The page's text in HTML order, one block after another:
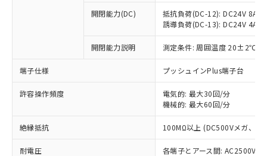
開閉能力(DC)
抵抗負荷(DC-12): DC24V 8A/
誘導負荷(DC-13): DC24V 4A/
開閉能力説明 測定条件: 周囲温度 20±2℃、
端子仕様 プッシュインPlus端子台
許容操作頻度
電気的: 最大30回/分
機械的: 最大60回/分
絶縁抵抗 100MΩ以上 (DC500Vメガ、点
耐電圧
各端子とアース間: AC2500V
商品の当社在庫状況および標準価格
(税抜)を提供させていただくもので
当社制御機器事業取扱商品の中には、
本サービスの対象外となる商品もある
ことをご了承ください。
在庫状況および標準価格照会結果は、
記載している更新日時点での社内デー
タに基づき作成されるものであり、閲
覧された時点での実際の在庫および標
準価格とは異なる場合があることをご
非含有の対応状況を調査中または確認中の
非該当品：ライセンス料など無形物で、有
害物質有無と関係のない商品です。
いたものが、含有品と判明した場合などや
むを得ず変更することがあります。
鉛(Pb) 1000ppm以下、 水銀(Hg) 1000ppm以下、 カド
六価クロム(Cr(Ⅵ)) 1000ppm以下、ポリ臭化ビフェニル
類(PBB) 1000ppm以下、ポリ臭化ジフェニルエーテル類
(PBDE) 1000ppm以下、フタル酸ビス(2-エチルヘキシ
「○」：最大均質材料含有率が中国RoHSの
基準値以下であることを示します。
「×」：最大均質材料含有率が中国RoHSの
基準値を超えていることを示します。
い合わせください。
*中国RoHS10物質の基準値 (GB/T26572)：
Pb(鉛) :1000ppm、 Hg(水銀) : 1000ppm、 Cd(カドミウ
ム) : 100ppm、
Cr(Ⅵ)(六価クロム) : 1000ppm、 PBBs(ポリ臭化ビフェ
ニル類) : 1000ppm、 PBDEs(ポリ臭化ジフェニルエーテ
当社は、これら貴社製品のうち、外国
為替および外国貿易法に定める商品
（以下｢規制貨物等」という）を輸出
または国外への提供する場合は、日本
国政府の輸出許可(または役務取引許
可)を取得するなどの必要な手続きを
一定数以上の在庫あり